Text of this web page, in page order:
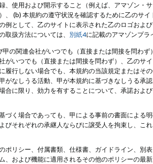
、使用および開示すること（例えば、アマゾン・
、 (b) 本規約の遵守状況を確認するために乙のサ
例として、乙のサイトに表示された乙のロゴおよ
取扱方法については、 別紙4に記載のアマゾンプ
甲の関連会社がいつでも（直接または間接を問わ
がいつでも（直接または間接を問わず）、乙のサ
履行しない場合でも、本規約の当該規定またはそ
がなしうる活動、甲が本規約に基づきなしうる承
合に限り、効力を有することについて、承諾およ
づく場合であっても、甲による事前の書面による
びそれぞれの承継人ならびに譲受人を拘束し、こ
ポリシー、付属書類、仕様書、ガイドライン、別
、および機能に適用されるその他のポリシーの最